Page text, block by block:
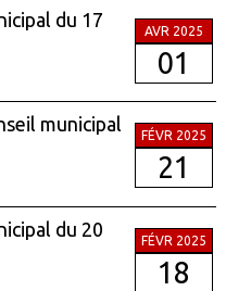
du 17
AVR 2025
01
municipal
FÉVR 2025
21
du 20
FÉVR 2025
18